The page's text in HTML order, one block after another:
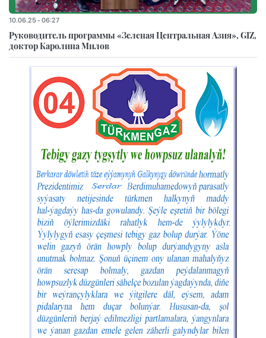
10.06.25 - 06:27
Руководитель программы «Зеленая Центральная Азия», GIZ,
доктор Каролина Милов